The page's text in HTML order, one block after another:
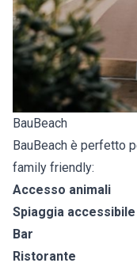
BauBeach
BauBeach è perfetto
family friendly:
Accesso animali
Spiaggia
Bar
Ristorante